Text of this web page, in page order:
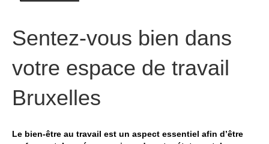
Sentez-vous bien dans
votre espace de travail
Bruxelles
Le bien-être au travail est un aspect essentiel afin d’être